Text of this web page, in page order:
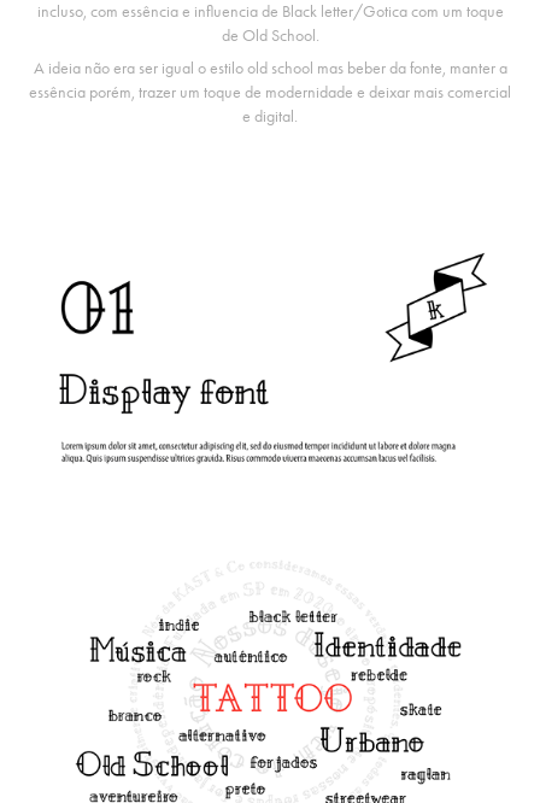
incluso, com essência e influencia de Black letter/Gotica com um toque
de Old School.
A ideia não era ser igual o estilo old school mas beber da fonte, manter a
essência porém, trazer um toque de modernidade e deixar mais comercial
e digital.